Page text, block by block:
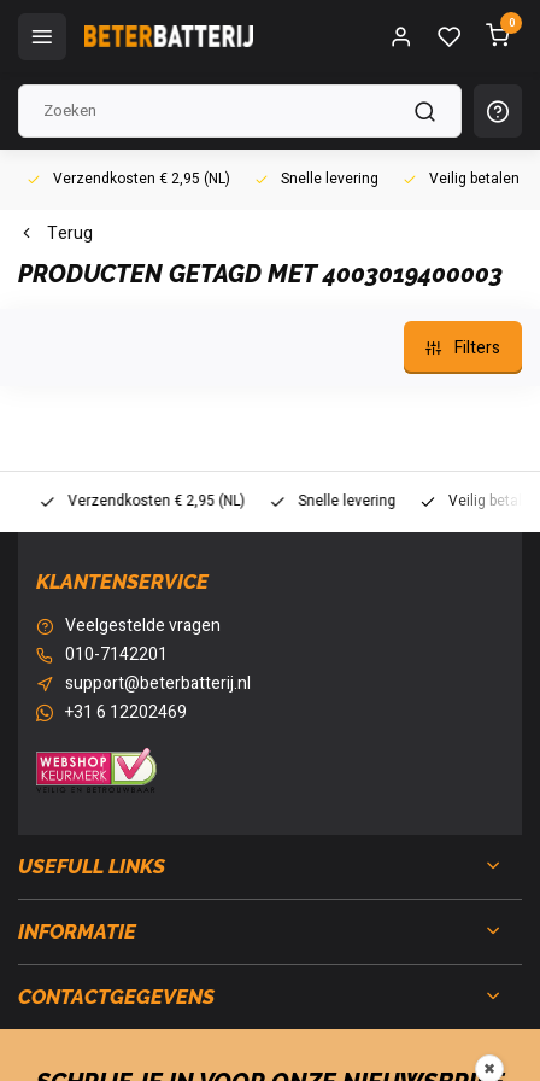
0
Verzendkosten € 2,95 (NL) Snelle levering Veilig betalen
Terug
PRODUCTEN GETAGD MET 4003019400003
Filters
Verzendkosten € 2,95 (NL) Snelle levering Veilig betalen
KLANTENSERVICE
Veelgestelde vragen
010-7142201
support@beterbatterij.nl
+31 6 12202469
USEFULL LINKS
INFORMATIE
CONTACTGEGEVENS
✖